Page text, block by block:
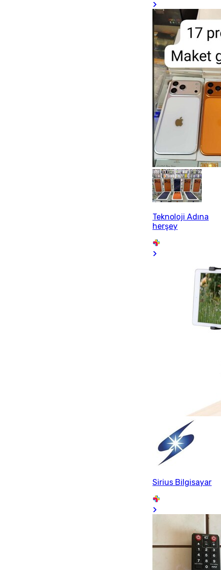
Teknoloji Adına
herşey
Sirius Bilgisayar